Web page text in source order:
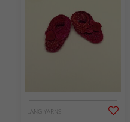
LANG YARNS